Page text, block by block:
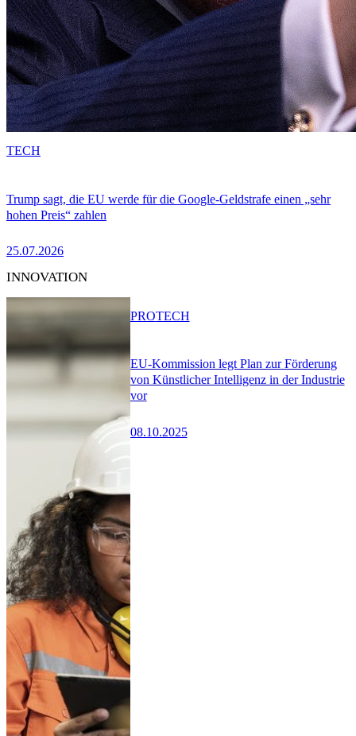
Trump sagt, die EU werde für die Google-Geldstrafe einen „sehr
hohen Preis“ zahlen
25.07.2026
TECH
INNOVATION
EU-Kommission legt Plan zur Förderung
von Künstlicher Intelligenz in der Industrie
vor
08.10.2025
PROTECH